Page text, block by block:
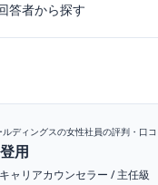
答者から探す
ディングスの女性社員の評判・口コ
用
キャリアカウンセラー /主任級